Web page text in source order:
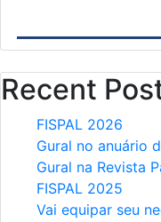
Recent
FISPAL 2026
Gural no anuário
Gural na Revista
FISPAL 2025
Vai equipar seu